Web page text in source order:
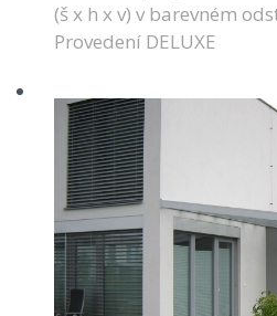
(š x h x v) v barevném
Provedení DELUXE